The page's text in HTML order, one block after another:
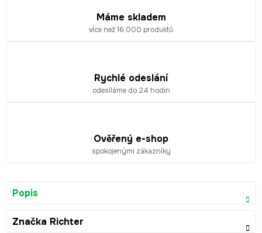
Máme skladem
více než 16 000 produktů
Rychlé odeslání
odesíláme do 24 hodin
Ověřený e-shop
spokojenými zákazníky
Popis
Značka Richter